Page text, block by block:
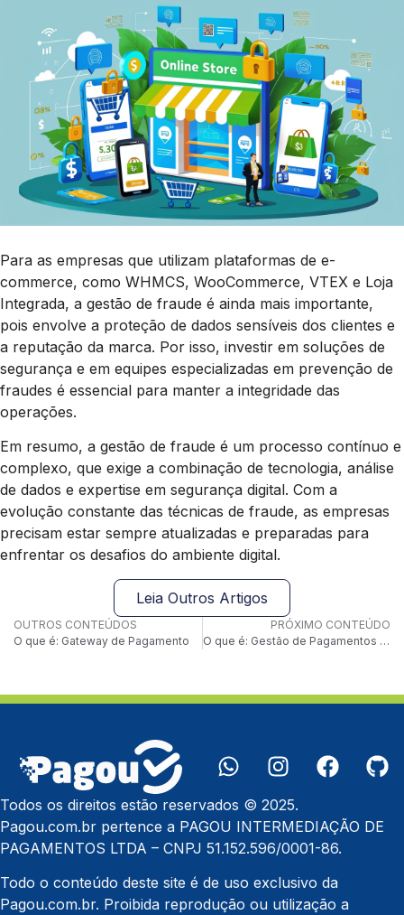
Para as empresas que utilizam plataformas de e-
commerce, como WHMCS, WooCommerce, VTEX e Loja
Integrada, a gestão de fraude é ainda mais importante,
pois envolve a proteção de dados sensíveis dos clientes e
a reputação da marca. Por isso, investir em soluções de
segurança e em equipes especializadas em prevenção de
fraudes é essencial para manter a integridade das
operações.
Em resumo, a gestão de fraude é um processo contínuo e
complexo, que exige a combinação de tecnologia, análise
de dados e expertise em segurança digital. Com a
evolução constante das técnicas de fraude, as empresas
precisam estar sempre atualizadas e preparadas para
enfrentar os desafios do ambiente digital.
Leia Outros Artigos
OUTROS CONTEÚDOS
O que é: Gateway de Pagamento
PRÓXIMO CONTEÚDO
O que é: Gestão de Pagamentos Recorrentes
Todos os direitos estão reservados © 2025.
Pagou.com.br pertence a PAGOU INTERMEDIAÇÃO DE
PAGAMENTOS LTDA – CNPJ 51.152.596/0001-86.
Todo o conteúdo deste site é de uso exclusivo da
Pagou.com.br. Proibida reprodução ou utilização a